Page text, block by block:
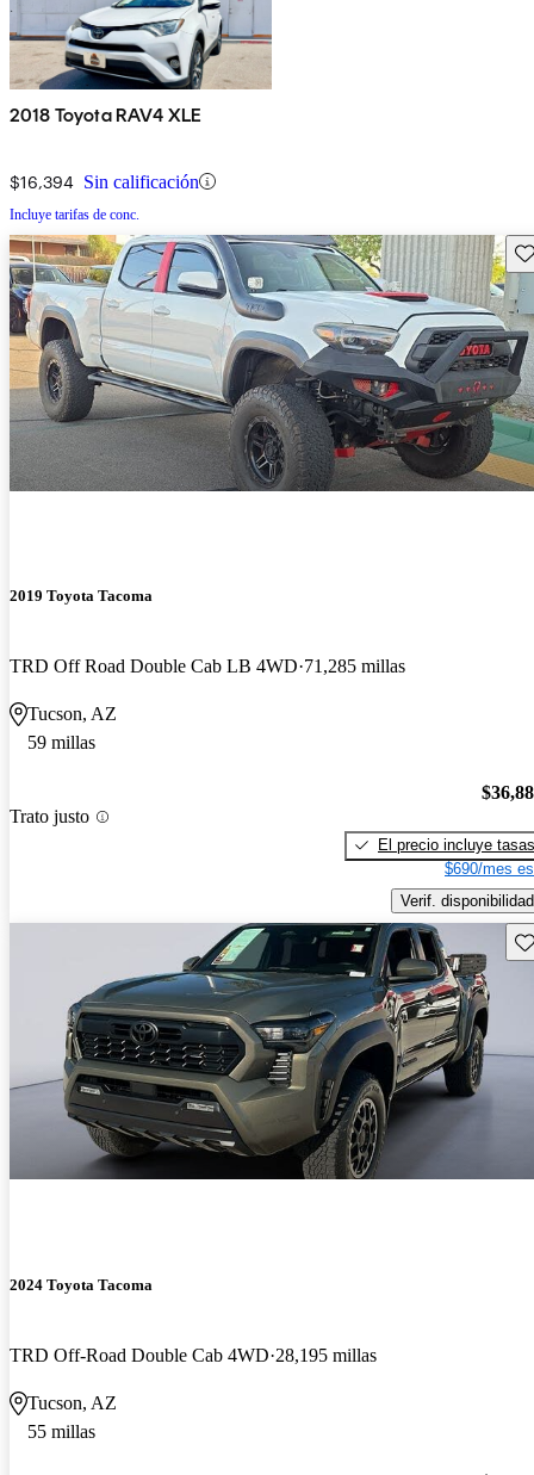
2018 Toyota RAV4 XLE
$16,394 Sin calificación
Incluye tarifas de conc.
2019 Toyota Tacoma
TRD Off Road Double Cab LB 4WD 71,285 millas
Tucson, AZ
59 millas
Trato justo
El precio incluye tasas
$690/mes
Verif. disponibilidad
2024 Toyota Tacoma
TRD Off-Road Double Cab 4WD 28,195 millas
Tucson, AZ
55 millas